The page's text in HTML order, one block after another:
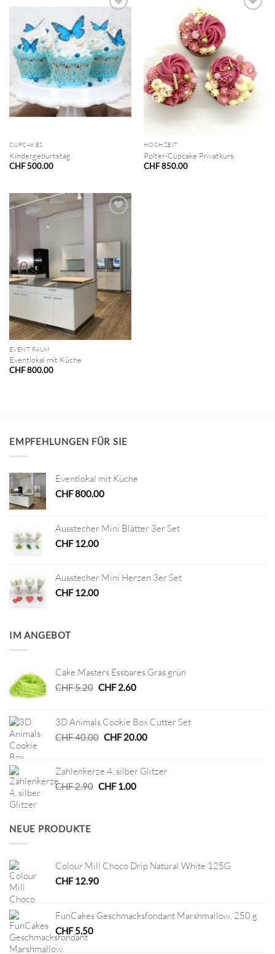
CUPCAKES
Kindergeburtstag
CHF500.00
HOCHZEIT
Polter-Cupcake Privatkurs
CHF850.00
EVENT RAUM
Eventlokal mit Küche
CHF800.00
EMPFEHLUNGEN FÜR SIE
Eventlokal mit Küche
CHF800.00
Ausstecher Mini Blätter 3er Set
CHF12.00
Ausstecher Mini Herzen 3er Set
CHF12.00
IM ANGEBOT
Cake Masters Essbares Gras grün
CHF5.20 Ursprünglicher
CHF 5.20
CHF2.60Aktueller
CHF 2.60.
3D Animals Cookie Box Cutter Set
CHF40.00 Ursprünglicher
CHF 40.00
CHF20.00Aktueller
CHF 20.00.
Zahlenkerze 4, silber Glitzer
CHF2.90 Ursprünglicher
CHF1.00Aktueller
NEUE PRODUKTE
Colour Mill Choco Drip Natural White 125G
CHF12.90
FunCakes Geschmacksfondant Marshmallow, 250 g
CHF5.50